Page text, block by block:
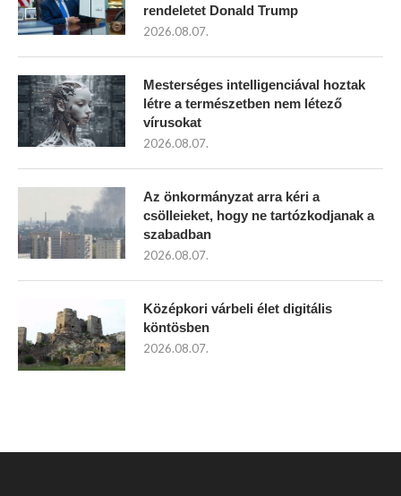
rendeletet Donald Trump
2026.08.07.
Mesterséges intelligenciával hoztak
létre a természetben nem létező
vírusokat
2026.08.07.
Az önkormányzat arra kéri a
csölleieket, hogy ne tartózkodjanak a
szabadban
2026.08.07.
Középkori várbeli élet digitális
köntösben
2026.08.07.